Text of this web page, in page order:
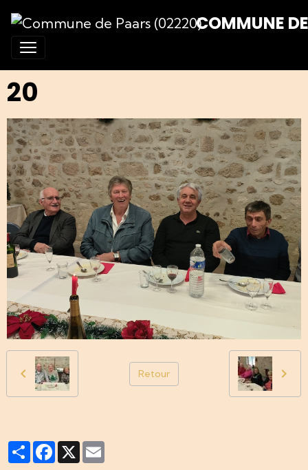
COMMUNE
20
Retour
PartagerFacebook
X